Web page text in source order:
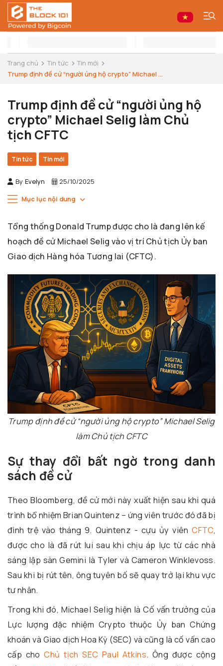
Trang chủ Tin tức
Tin mới
Trump định đề cử “người ủng hộ crypto” Michael ...
Trump định đề cử “người ủng hộ
crypto” Michael Selig làm Chủ
tịch CFTC
Tin tức Tin mới
By Evelyn 25/10/2025
Mục lục nội dung
Tổng thống Donald Trump được cho là đang lên kế
hoạch đề cử Michael Selig vào vị trí Chủ tịch Ủy ban
Giao dịch Hàng hóa Tương lai (CFTC).
Trump định đề cử “người ủng hộ crypto” Michael Selig
làm Chủ tịch CFTC
Sự thay đổi bất ngờ trong danh
sách đề cử
Theo Bloomberg, đề cử mới này xuất hiện sau khi quá
trình bổ nhiệm Brian Quintenz – ứng viên trước đó đã bị
đình trệ vào tháng 9. Quintenz - cựu ủy viênCFTC,
được cho là đã rút lui sau khi chịu áp lực từ các nhà
sáng lập sàn Gemini là Tyler và Cameron Winklevoss.
Sau khi bị rút tên, ông tuyên bố sẽ quay trở lại khu vực
tư nhân.
Trong khi đó, Michael Selig hiện là Cố vấn trưởng của
Lực lượng đặc nhiệm Crypto thuộc Ủy ban Chứng
khoán và Giao dịch Hoa Kỳ (SEC) và cũng là cố vấn cao
cấp choChủ tịch SEC Paul Atkins. Ông được cộng